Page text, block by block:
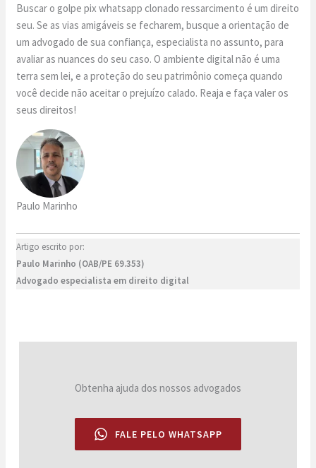
Buscar o golpe pix whatsapp clonado ressarcimento é um direito
seu. Se as vias amigáveis se fecharem, busque a orientação de
um advogado de sua confiança, especialista no assunto, para
avaliar as nuances do seu caso. O ambiente digital não é uma
terra sem lei, e a proteção do seu patrimônio começa quando
você decide não aceitar o prejuízo calado. Reaja e faça valer os
seus direitos!
Paulo Marinho
Artigo escrito por:
Paulo Marinho (OAB/PE 69.353)
Advogado especialista em direito digital
Obtenha ajuda dos nossos advogados
FALE PELO WHATSAPP